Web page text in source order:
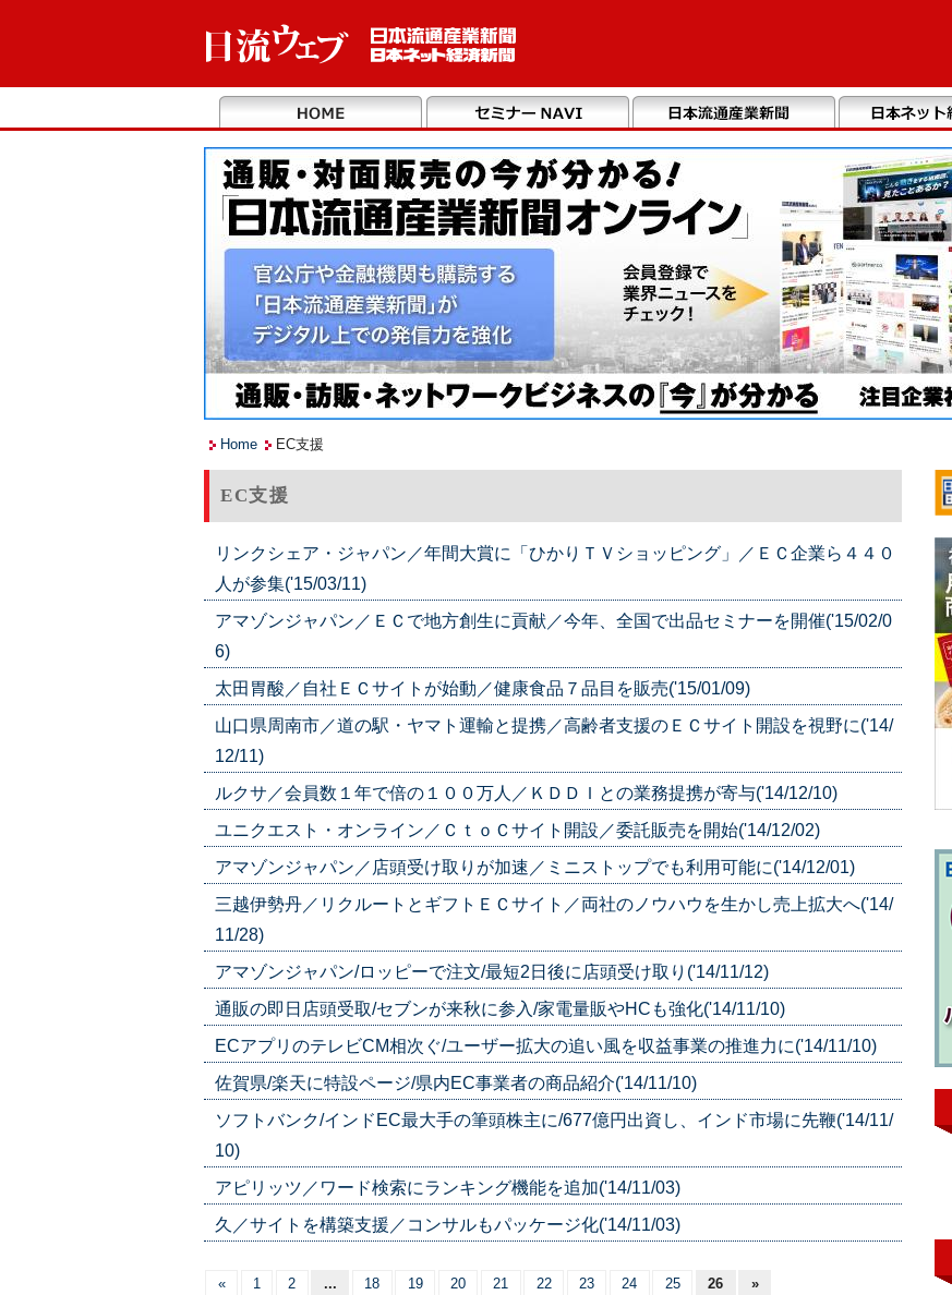
Home EC支援
EC支援
リンクシェア・ジャパン／年間大賞に「ひかりＴＶショッピング」／ＥＣ企業ら４４０
人が参集('15/03/11)
アマゾンジャパン／ＥＣで地方創生に貢献／今年、全国で出品セミナーを開催('15/02/0
6)
太田胃酸／自社ＥＣサイトが始動／健康食品７品目を販売('15/01/09)
山口県周南市／道の駅・ヤマト運輸と提携／高齢者支援のＥＣサイト開設を視野に('14/
12/11)
ルクサ／会員数１年で倍の１００万人／ＫＤＤＩとの業務提携が寄与('14/12/10)
ユニクエスト・オンライン／ＣｔｏＣサイト開設／委託販売を開始('14/12/02)
アマゾンジャパン／店頭受け取りが加速／ミニストップでも利用可能に('14/12/01)
三越伊勢丹／リクルートとギフトＥＣサイト／両社のノウハウを生かし売上拡大へ('14/
11/28)
アマゾンジャパン/ロッピーで注文/最短2日後に店頭受け取り('14/11/12)
通販の即日店頭受取/セブンが来秋に参入/家電量販やHCも強化('14/11/10)
ECアプリのテレビCM相次ぐ/ユーザー拡大の追い風を収益事業の推進力に('14/11/10)
佐賀県/楽天に特設ページ/県内EC事業者の商品紹介('14/11/10)
ソフトバンク/インドEC最大手の筆頭株主に/677億円出資し、インド市場に先鞭('14/11/
10)
アピリッツ／ワード検索にランキング機能を追加('14/11/03)
久／サイトを構築支援／コンサルもパッケージ化('14/11/03)
« 1 2 ... 18 19 20 21 22 23 24 25 26 »